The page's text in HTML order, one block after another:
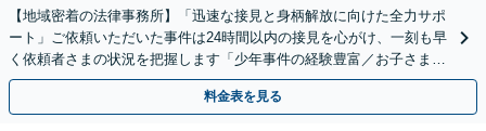
【地域密着の法律事務所】「迅速な接見と身柄解放に向けた全力サポ
ート」ご依頼いただいた事件は24時間以内の接見を心がけ、一刻も早
く依頼者さまの状況を把握します「少年事件の経験豊富／お子さまの
将来に不安を感じられている親御さまもぜひご相談を」
料金表を見る